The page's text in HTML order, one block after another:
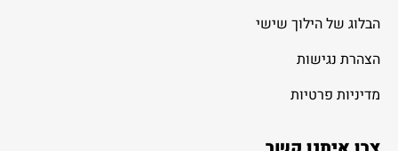
הבלוג של הילוך שישי
הצהרת נגישות
מדיניות פרטיות